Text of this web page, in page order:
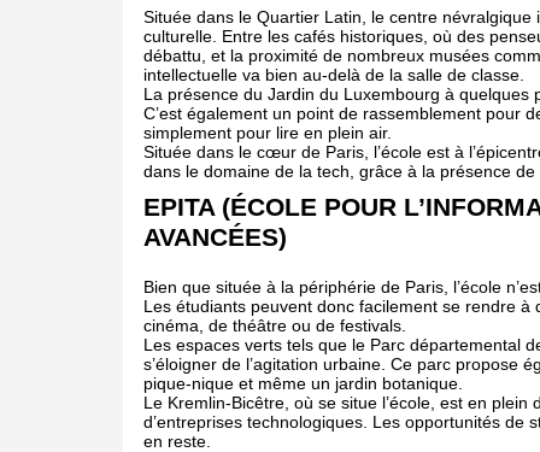
Située dans le Quartier Latin, le centre névralgique
culturelle. Entre les cafés historiques, où des
débattu, et la proximité de nombreux musées
intellectuelle va bien au-delà de la salle de classe.
La présence du Jardin du Luxembourg à
C’est également un point de rassemblement pour
simplement pour lire en plein air.
Située dans le cœur de Paris, l’école est à
dans le domaine de la tech, grâce à la présence
EPITA (ÉCOLE POUR
AVANCÉES)
Bien que située à la périphérie de Paris, l’école
Les étudiants peuvent donc facilement se rendre à
cinéma, de théâtre ou de festivals.
Les espaces verts tels que le Parc départemental
s’éloigner de l’agitation urbaine. Ce parc propose
pique-nique et même un jardin botanique.
Le Kremlin-Bicêtre, où se situe l’école, est en
d’entreprises technologiques. Les opportunités de
en reste.